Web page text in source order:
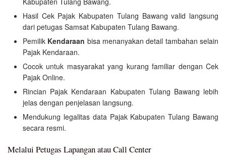
Hasil Cek Pajak Kabupaten Tulang Bawang valid langsung
dari petugas Samsat Kabupaten Tulang Bawang.
Pemilik Kendaraan bisa menanyakan detail tambahan selain
Pajak Kendaraan.
Cocok untuk masyarakat yang kurang familiar dengan Cek
Pajak Online.
Rincian Pajak Kendaraan Kabupaten Tulang Bawang lebih
jelas dengan penjelasan langsung.
Mendukung legalitas data Pajak Kabupaten Tulang Bawang
secara resmi.
Melalui Petugas Lapangan atau Call Center